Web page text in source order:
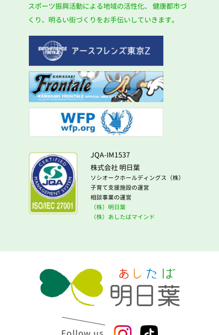
スポーツ振興活動による地域の活性化、 健康都市づ
くり、明るい街づくりをお手伝いしていきます。
JQA-IM1537
株式会社 明日葉
ソシオークホールディングス（株）
子育て支援施設の運営
相談事業の運営
（株）明日葉
（株）あしたばマインド